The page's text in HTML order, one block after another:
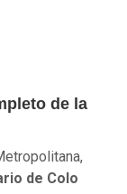
de la
de Colo